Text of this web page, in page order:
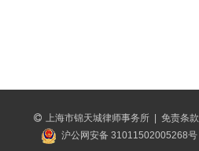
上海市锦天城律师事务所 免责条款
沪公网安备 31011502005268号